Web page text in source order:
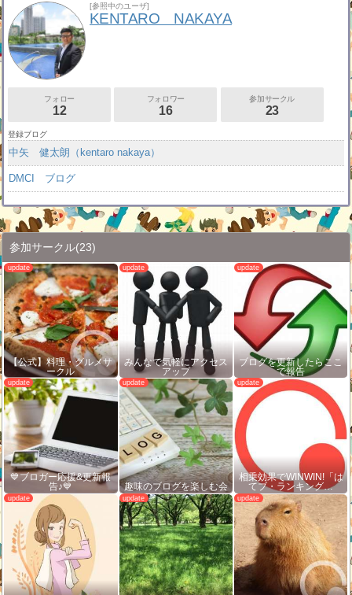
[参照中のユーザ]
KENTARO NAKAYA
フォロー
12
フォロワー
16
参加サークル
23
登録ブログ
中矢 健太朗（kentaro nakaya）
DMCI ブログ
参加サークル(23)
【公式】料理・グルメサ
ークル
みんなで気軽にアクセス
アップ
ブログを更新したらここ
で報告
💙ブロガー応援&更新報
告♪💙
趣味のブログを楽しむ会
相乗効果でWINWIN!「は
てブ・ランキング…